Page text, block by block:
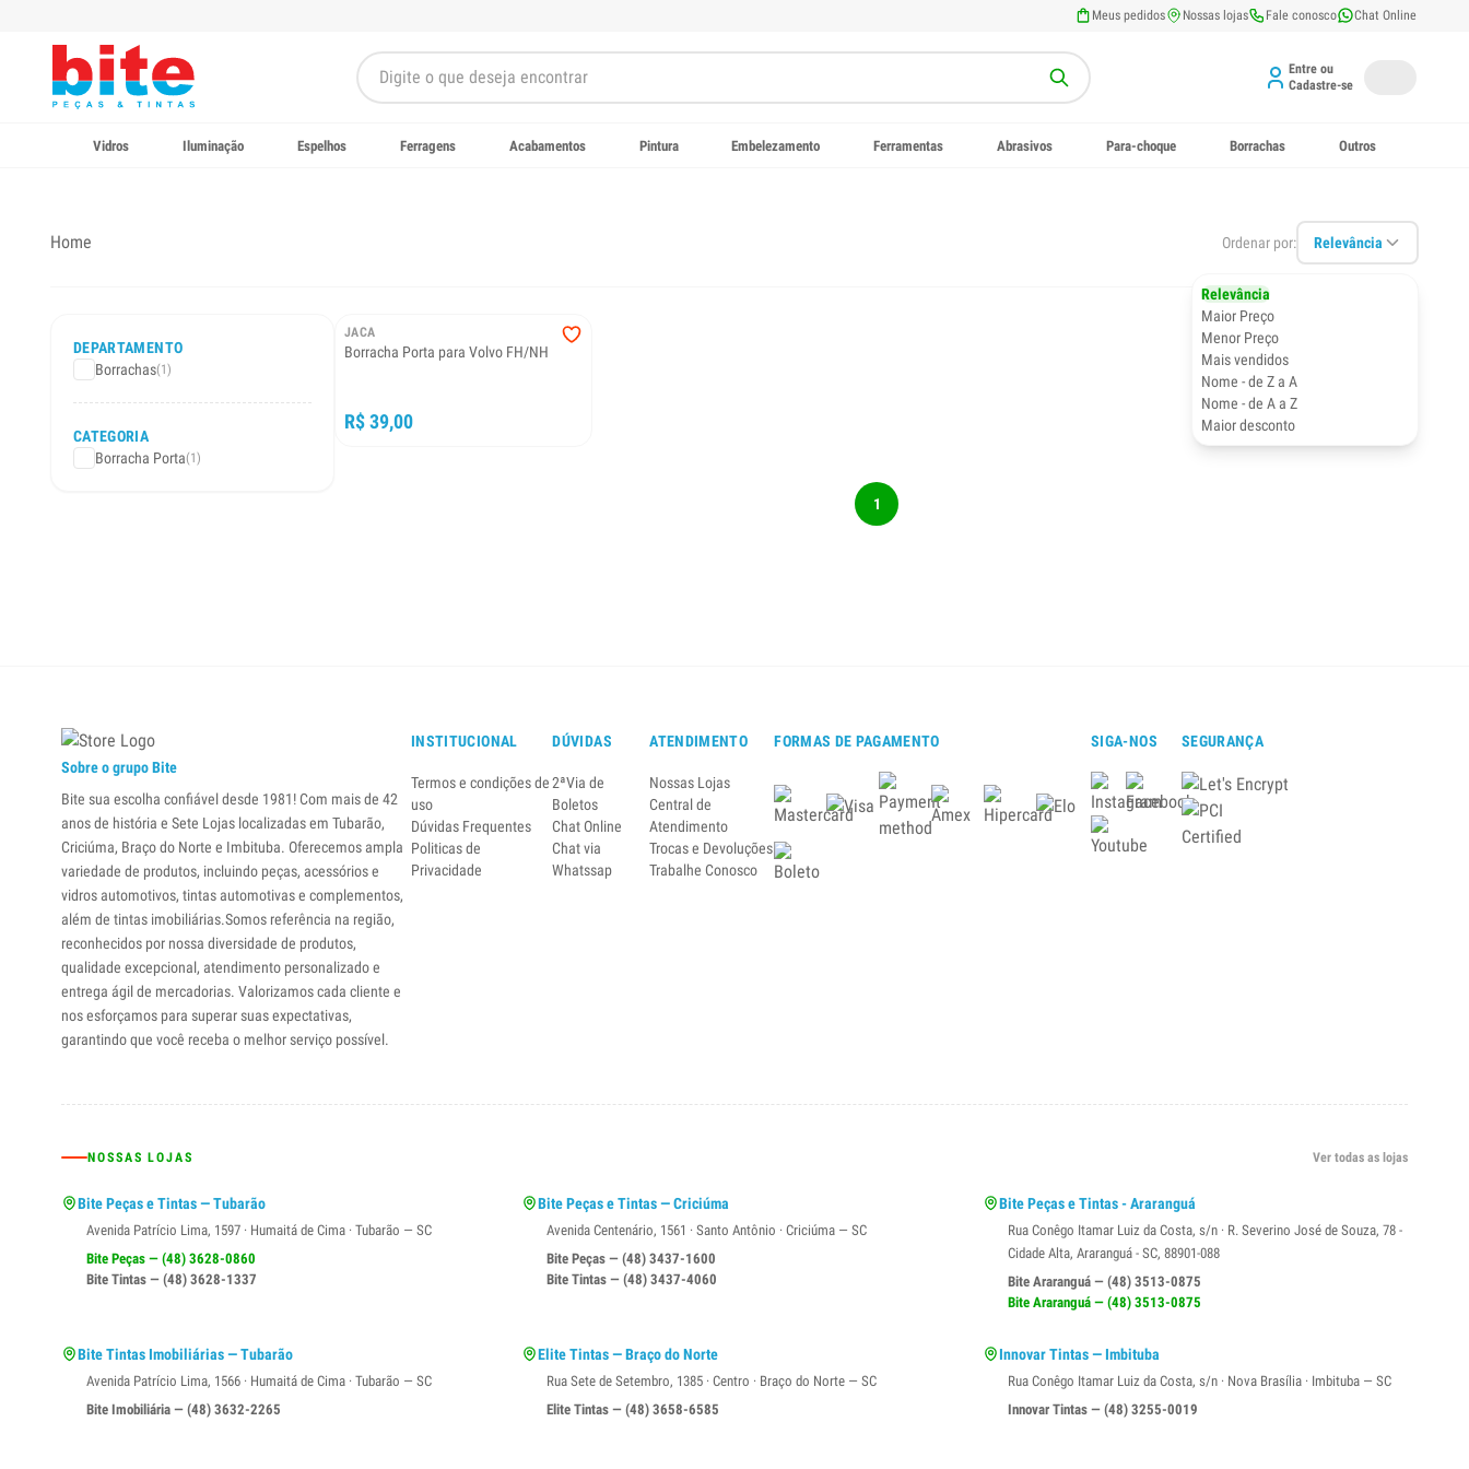
Meus pedidos Nossas lojas Fale conosco Chat Online
Entre ou
Cadastre-se
Vidros Iluminação Espelhos Ferragens Acabamentos Pintura Embelezamento Ferramentas Abrasivos Para-choque Borrachas Outros
Home Ordenar por: Relevância
Relevância
Maior Preço
Menor Preço
Mais vendidos
Nome - de Z a A
Nome - de A a Z
Maior desconto
DEPARTAMENTO
Borrachas(1)
CATEGORIA
Borracha Porta(1)
JACA
Borracha Porta para Volvo FH/NH
R$ 39,00
1
Sobre o grupo Bite
Bite sua escolha confiável desde 1981! Com mais de 42
anos de história e Sete Lojas localizadas em Tubarão,
Criciúma, Braço do Norte e Imbituba. Oferecemos ampla
variedade de produtos, incluindo peças, acessórios e
vidros automotivos, tintas automotivas e complementos,
além de tintas imobiliárias.Somos referência na região,
reconhecidos por nossa diversidade de produtos,
qualidade excepcional, atendimento personalizado e
entrega ágil de mercadorias. Valorizamos cada cliente e
nos esforçamos para superar suas expectativas,
garantindo que você receba o melhor serviço possível.
INSTITUCIONAL
Termos e condições de
uso
Dúvidas Frequentes
Politicas de
Privacidade
DÚVIDAS
2ªVia de
Boletos
Chat Online
Chat via
Whatssap
ATENDIMENTO
Nossas Lojas
Central de
Atendimento
Trocas e Devoluções
Trabalhe Conosco
FORMAS DE PAGAMENTO SIGA-NOS SEGURANÇA
NOSSAS LOJAS Ver todas as lojas
Bite Peças e Tintas — Tubarão
Avenida Patrício Lima, 1597 · Humaitá de Cima · Tubarão — SC
Bite Peças — (48) 3628-0860
Bite Tintas — (48) 3628-1337
Bite Peças e Tintas — Criciúma
Avenida Centenário, 1561 · Santo Antônio · Criciúma — SC
Bite Peças — (48) 3437-1600
Bite Tintas — (48) 3437-4060
Bite Peças e Tintas - Araranguá
Rua Conêgo Itamar Luiz da Costa, s/n · R. Severino José de Souza, 78 -
Cidade Alta, Araranguá - SC, 88901-088
Bite Araranguá — (48) 3513-0875
Bite Araranguá — (48) 3513-0875
Bite Tintas Imobiliárias — Tubarão
Avenida Patrício Lima, 1566 · Humaitá de Cima · Tubarão — SC
Bite Imobiliária — (48) 3632-2265
Elite Tintas — Braço do Norte
Rua Sete de Setembro, 1385 · Centro · Braço do Norte — SC
Elite Tintas — (48) 3658-6585
Innovar Tintas — Imbituba
Rua Conêgo Itamar Luiz da Costa, s/n · Nova Brasília · Imbituba — SC
Innovar Tintas — (48) 3255-0019